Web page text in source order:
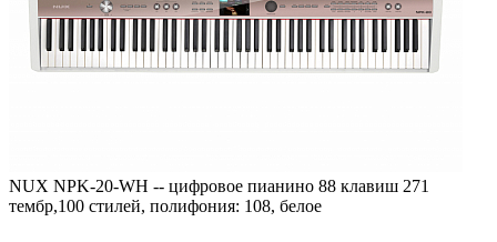
NUX NPK-20-WH -- цифровое пианино 88 клавиш 271
тембр,100 стилей, полифония: 108, белое